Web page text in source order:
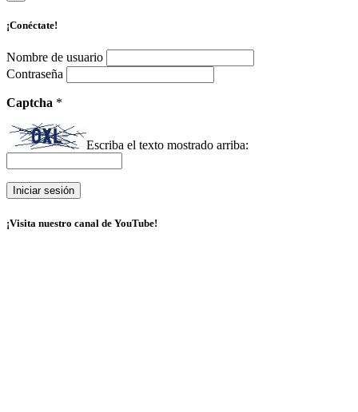
¡Conéctate!
Nombre de usuario
Contraseña
Captcha *
Escriba el texto mostrado arriba:
¡Visita nuestro canal de YouTube!